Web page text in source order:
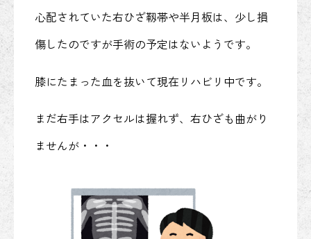
心配されていた右ひざ靱帯や半月板は、少し損
傷したのですが手術の予定はないようです。
膝にたまった血を抜いて現在リハビリ中です。
まだ右手はアクセルは握れず、右ひざも曲がり
ませんが・・・